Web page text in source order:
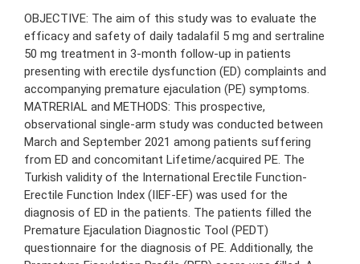
OBJECTIVE: The aim of this study was to evaluate the
efficacy and safety of daily tadalafil 5 mg and sertraline
50 mg treatment in 3-month follow-up in patients
presenting with erectile dysfunction (ED) complaints and
accompanying premature ejaculation (PE) symptoms.
MATRERIAL and METHODS: This prospective,
observational single-arm study was conducted between
March and September 2021 among patients suffering
from ED and concomitant Lifetime/acquired PE. The
Turkish validity of the International Erectile Function-
Erectile Function Index (IIEF-EF) was used for the
diagnosis of ED in the patients. The patients filled the
Premature Ejaculation Diagnostic Tool (PEDT)
questionnaire for the diagnosis of PE. Additionally, the